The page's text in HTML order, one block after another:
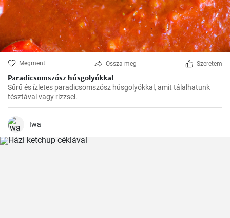
Megment Ossza meg Szeretem
Paradicsomszósz húsgolyókkal
Sűrű és ízletes paradicsomszósz húsgolyókkal, amit tálalhatunk
tésztával vagy rizzsel.
Iwa